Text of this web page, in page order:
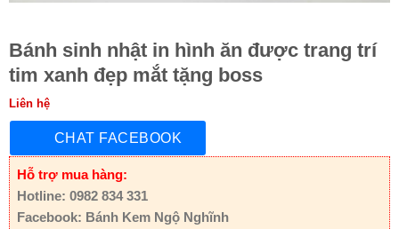
Bánh sinh nhật in hình ăn được trang trí
tim xanh đẹp mắt tặng boss
Liên hệ
CHAT FACEBOOK
Hỗ trợ mua hàng:
Hotline: 0982 834 331
Facebook: Bánh Kem Ngộ Nghĩnh